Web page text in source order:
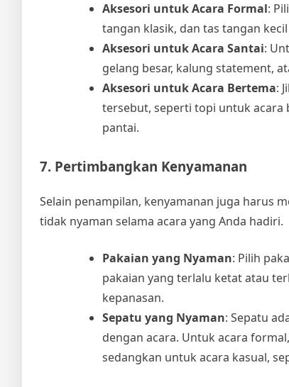
Aksesori untuk Acara Formal:
tangan klasik, dan tas tangan
Aksesori untuk Acara Santai:
gelang besar, kalung statement,
Aksesori untuk Acara Bertema:
tersebut, seperti topi untuk acara
pantai.
7. Pertimbangkan Kenyamanan
Selain penampilan, kenyamanan juga harus
tidak nyaman selama acara yang Anda hadiri.
Pakaian yang Nyaman: Pilih
pakaian yang terlalu ketat atau
kepanasan.
Sepatu yang Nyaman: Sepatu
dengan acara. Untuk acara
sedangkan untuk acara kasual,